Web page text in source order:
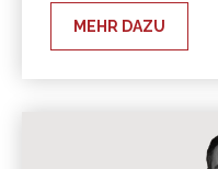
MEHR DAZU